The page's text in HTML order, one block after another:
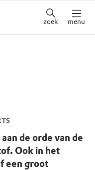
zoek menu
de orde van de
Ook in het
een groot